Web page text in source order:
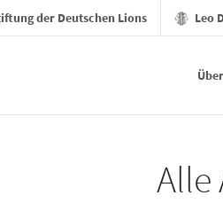
der Deutschen Lions Leo
Alle